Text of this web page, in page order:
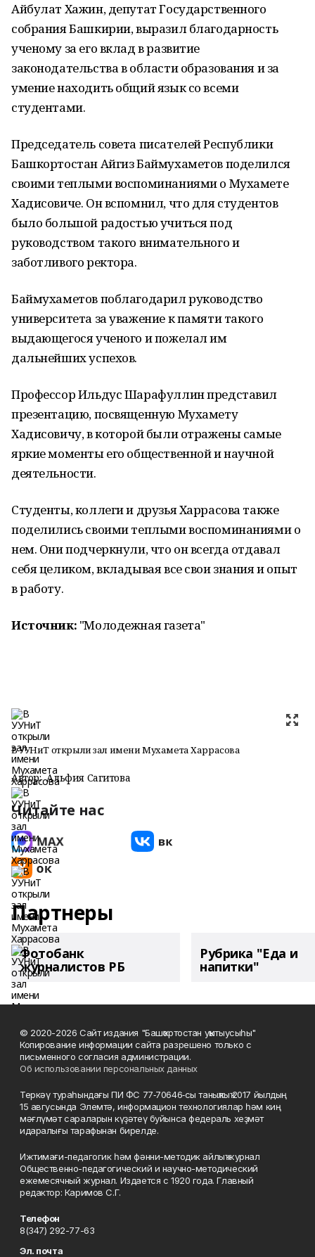
Айбулат Хажин, депутат Государственного
собрания Башкирии, выразил благодарность
ученому за его вклад в развитие
законодательства в области образования и за
умение находить общий язык со всеми
студентами.
Председатель совета писателей Республики
Башкортостан Айгиз Баймухаметов поделился
своими теплыми воспоминаниями о Мухамете
Хадисовиче. Он вспомнил, что для студентов
было большой радостью учиться под
руководством такого внимательного и
заботливого ректора.
Баймухаметов поблагодарил руководство
университета за уважение к памяти такого
выдающегося ученого и пожелал им
дальнейших успехов.
Профессор Ильдус Шарафуллин представил
презентацию, посвященную Мухамету
Хадисовичу, в которой были отражены самые
яркие моменты его общественной и научной
деятельности.
Студенты, коллеги и друзья Харрасова также
поделились своими теплыми воспоминаниями о
нем. Они подчеркнули, что он всегда отдавал
себя целиком, вкладывая все свои знания и опыт
в работу.
Источник: "Молодежная газета"
В УУНиТ открыли зал имени Мухамета Харрасова
Автор: Альфия Сагитова
Читайте нас
Партнеры
Фотобанк
журналистов РБ
Рубрика "Еда и
напитки"
© 2020-2026 Сайт издания "Башҡортостан уҡытыусыһы"
Копирование информации сайта разрешено только с
письменного согласия администрации.
Об использовании персональных данных
Теркәү тураһындағы ПИ ФС 77‑70646‑сы таныҡлыҡ 2017 йылдың
15 авгусында Элемтә, информацион технологиялар һәм киң
мәғлүмәт сараларын күҙәтеү буйынса федераль хеҙмәт
идаралығы тарафынан бирелде.
Ижтимағи-педагогик һәм фәнни-методик айлыҡ журнал
Общественно-педагогический и научно-методический
ежемесячный журнал. Издается с 1920 года. Главный
редактор: Каримов С.Г.
Телефон
8(347) 292-77-63
Эл. почта